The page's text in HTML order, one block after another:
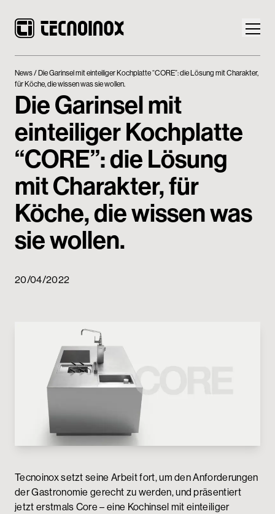
Produkte
Die Welt von Tecnoinox
News
Download
Passwortgeschützter Bereich
News
Die Garinsel mit einteiliger Kochplatte “CORE”: die Lösung mit Charakter,
für Köche, die wissen was sie wollen.
Die Garinsel mit
einteiliger Kochplatte
“CORE”: die Lösung
mit Charakter, für
Köche, die wissen was
sie wollen.
20/04/2022
Tecnoinox setzt seine Arbeit fort, um den Anforderungen
der Gastronomie gerecht zu werden, und präsentiert
jetzt erstmals Core – eine Kochinsel mit einteiliger